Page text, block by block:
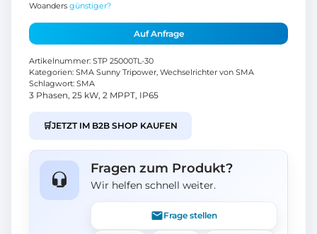
Woanders günstiger?
Auf Anfrage
Artikelnummer: STP 25000TL-30
Kategorien: SMA Sunny Tripower, Wechselrichter von SMA
Schlagwort: SMA
3 Phasen, 25 kW, 2 MPPT, IP65
🛒JETZT IM B2B SHOP KAUFEN
Fragen zum Produkt?
Wir helfen schnell weiter.
Frage stellen